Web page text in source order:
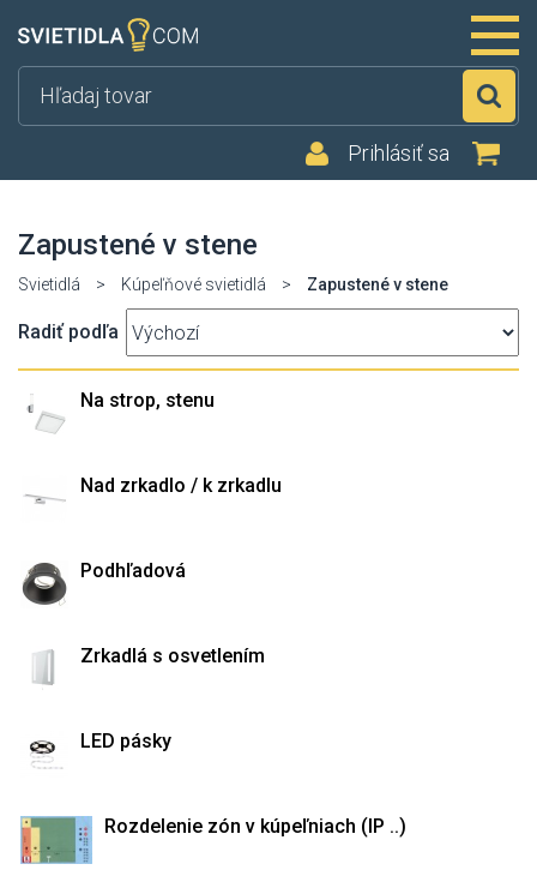
Prihlásiť sa
Zapustené v stene
Svietidlá > Kúpeľňové svietidlá > Zapustené v stene
Radiť podľa
Na strop, stenu
Nad zrkadlo / k zrkadlu
Podhľadová
Zrkadlá s osvetlením
LED pásky
Rozdelenie zón v kúpeľniach (IP ..)